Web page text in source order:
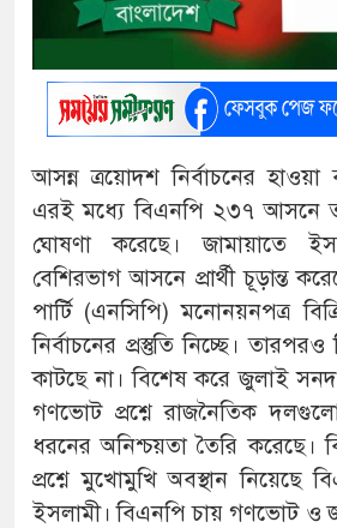
আসন্ন ত্রয়োদশ নির্বাচনের
এরই মধ্যে বিএনপি ২৩৭ আসনে
ঘোষণা করেছে। জামায়াতে
বেশিরভাগ আসনে প্রার্থী চূড়ান্ত
পার্টি (এনসিপি) মনোনয়নপত্র
নির্বাচনের প্রস্তুতি নিচ্ছে।
কাটছে না। বিশেষ করে জুলাই সনদ
গণভোট প্রশ্নে রাজনৈতিক
ধরনের অনিশ্চয়তা তৈরি
প্রশ্নে মুখোমুখি অবস্থান নিয়েছে
ইসলামী। বিএনপি চায় গণভোট ও